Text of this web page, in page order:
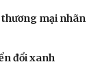
thương mại nhãn
đổi xanh